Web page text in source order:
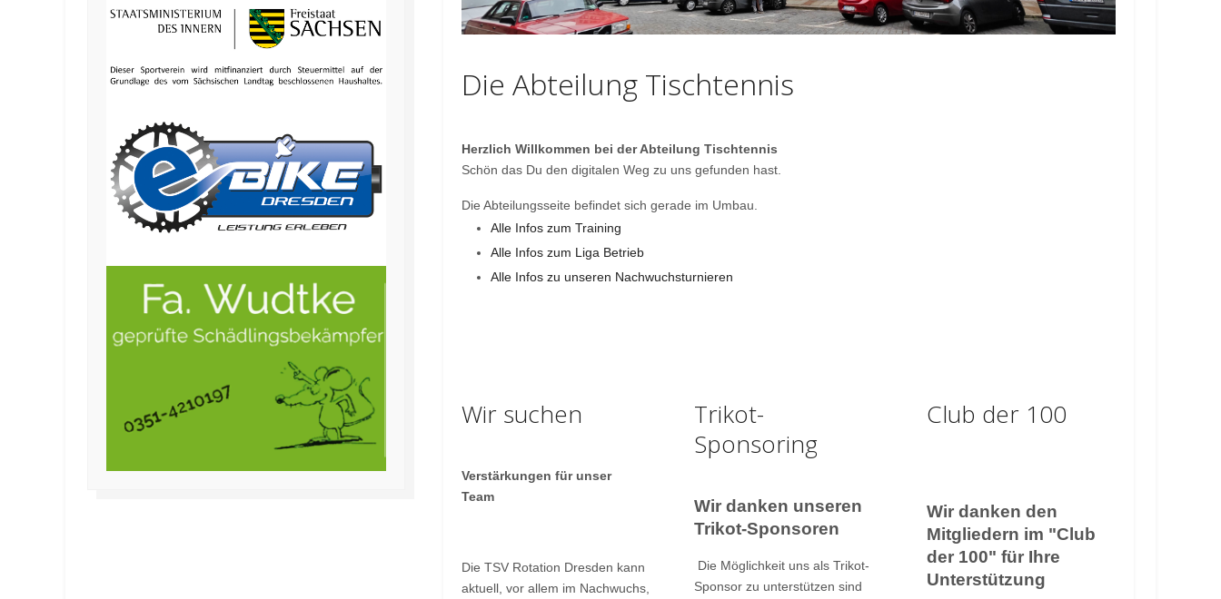
Die Abteilung Tischtennis
Herzlich Willkommen bei der Abteilung Tischtennis
Schön das Du den digitalen Weg zu uns gefunden hast.
Die Abteilungsseite befindet sich gerade im Umbau.
Alle Infos zum Training
Alle Infos zum Liga Betrieb
Alle Infos zu unseren Nachwuchsturnieren
Wir suchen
Verstärkungen für unser
Team
Die TSV Rotation Dresden kann
aktuell, vor allem im Nachwuchs,
Trikot-
Sponsoring
Wir danken unseren
Trikot-Sponsoren
Die Möglichkeit uns als Trikot-
Sponsor zu unterstützen sind
Club der 100
Wir danken den
Mitgliedern im "Club
der 100" für Ihre
Unterstützung